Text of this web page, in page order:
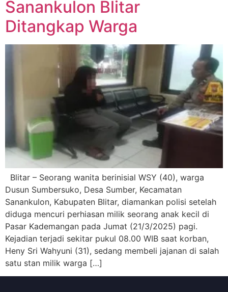
Sanankulon Blitar
Ditangkap Warga
Blitar – Seorang wanita berinisial WSY (40), warga
Dusun Sumbersuko, Desa Sumber, Kecamatan
Sanankulon, Kabupaten Blitar, diamankan polisi setelah
diduga mencuri perhiasan milik seorang anak kecil di
Pasar Kademangan pada Jumat (21/3/2025) pagi.
Kejadian terjadi sekitar pukul 08.00 WIB saat korban,
Heny Sri Wahyuni (31), sedang membeli jajanan di salah
satu stan milik warga […]